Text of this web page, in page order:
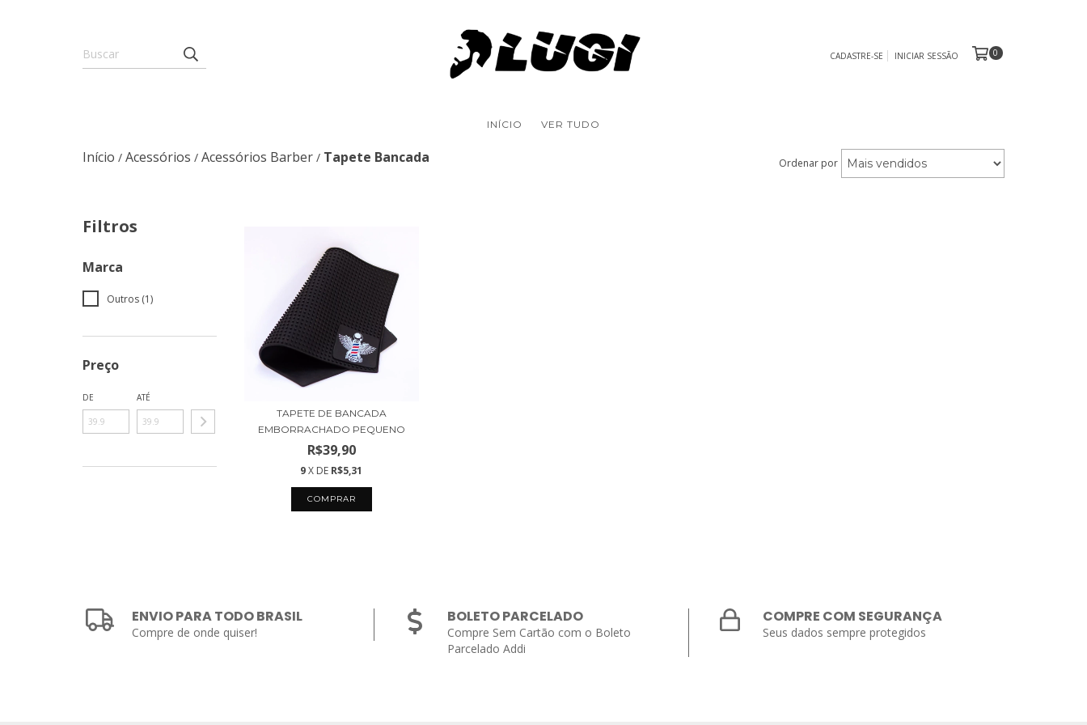
CADASTRE-SE INICIAR SESSÃO 0
INÍCIO VER TUDO
Início / Acessórios / Acessórios Barber / Tapete Bancada Ordenar por
Filtros
Marca
Outros (1)
Preço
DE ATÉ
TAPETE DE BANCADA
EMBORRACHADO PEQUENO
R$39,90
9X DE R$5,31
ENVIO PARA TODO BRASIL
Compre de onde quiser!
BOLETO PARCELADO
Compre Sem Cartão com o Boleto
Parcelado Addi
COMPRE COM SEGURANÇA
Seus dados sempre protegidos